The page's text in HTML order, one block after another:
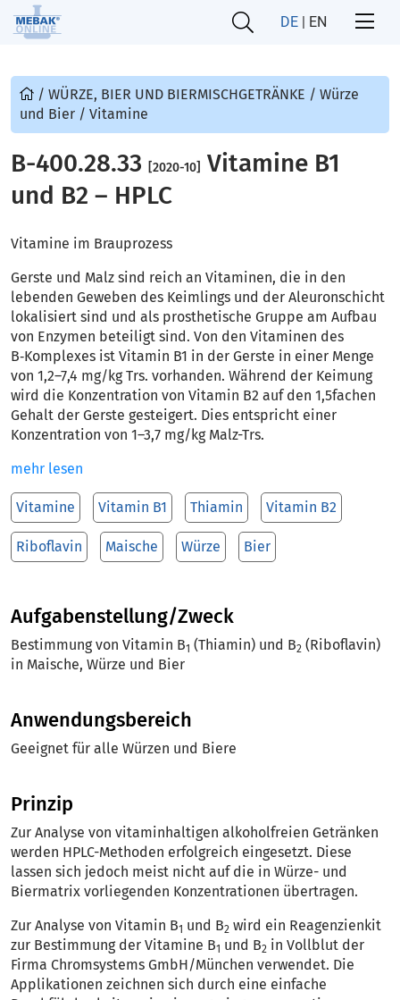
DE | EN
/ WÜRZE, BIER UND BIERMISCHGETRÄNKE / Würze
und Bier / Vitamine
B-400.28.33 [2020-10] Vitamine B1
und B2 – HPLC
Vitamine im Brauprozess
Gerste und Malz sind reich an Vitaminen, die in den
lebenden Geweben des Keimlings und der Aleuronschicht
lokalisiert sind und als prosthetische Gruppe am Aufbau
von Enzymen beteiligt sind. Von den Vitaminen des
B‑Komplexes ist Vitamin B1 in der Gerste in einer Menge
von 1,2–7,4 mg/kg Trs. vorhanden. Während der Keimung
wird die Konzentration von Vitamin B2 auf den 1,5fachen
Gehalt der Gerste gesteigert. Dies entspricht einer
Konzentration von 1–3,7 mg/kg Malz-Trs.
mehr lesen
Vitamine Vitamin B1 Thiamin Vitamin B2
Riboflavin Maische Würze Bier
Aufgabenstellung/Zweck
Bestimmung von Vitamin B1 (Thiamin) und B2 (Riboflavin)
in Maische, Würze und Bier
Anwendungsbereich
Geeignet für alle Würzen und Biere
Prinzip
Zur Analyse von vitaminhaltigen alkoholfreien Getränken
werden HPLC-Methoden erfolgreich eingesetzt. Diese
lassen sich jedoch meist nicht auf die in Würze- und
Biermatrix vorliegenden Konzentrationen übertragen.
Zur Analyse von Vitamin B1 und B2 wird ein Reagenzienkit
zur Bestimmung der Vitamine B1 und B2 in Vollblut der
Firma Chromsystems GmbH/München verwendet. Die
Applikationen zeichnen sich durch eine einfache